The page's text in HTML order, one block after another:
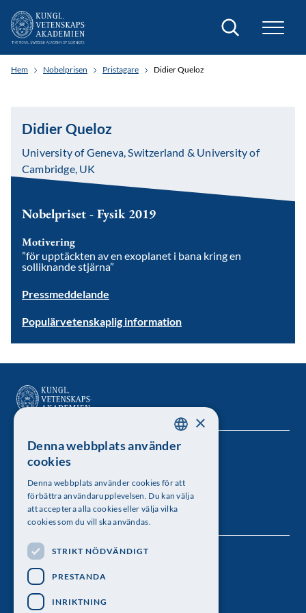
Sök
Hem Nobelprisen Pristagare Didier Queloz
Didier Queloz
University of Geneva, Switzerland & University of
Cambridge, UK
Nobelpriset - Fysik 2019
Motivering
”för upptäckten av en exoplanet i bana kring en
solliknande stjärna”
Pressmeddelande
Populärvetenskaplig information
Kungl. Vetenskapsakademien
Besöksadress: Lilla Frescativägen 4A
Telefon: 08-673 95 00
Följ oss
SWEDISH
×
Denna webbplats använder
cookies
Denna webbplats använder cookies för att
förbättra användarupplevelsen. Du kan välja
att acceptera alla cookies eller välja vilka
cookies som du vill ska användas.
STRIKT NÖDVÄNDIGT
PRESTANDA
INRIKTNING